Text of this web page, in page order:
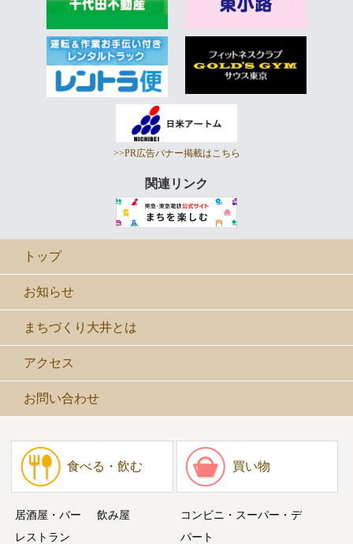
>>PR広告バナー掲載はこちら
関連リンク
トップ
お知らせ
まちづくり大井とは
アクセス
お問い合わせ
食べる・飲む
居酒屋・バー
飲み屋
レストラン
買い物
コンビニ・スーパー・デ
パート